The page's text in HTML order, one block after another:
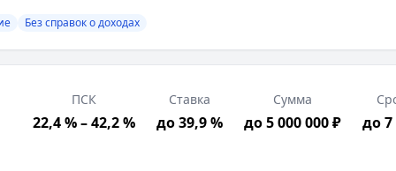
о доходах
Постоянная регистрация в РФ, Возраст от 21 лет
Выписка по счету, Свидетельство о
правилами выдачи и погашения;
Без справок о доходах
ПСК
22,4 % – 42,2 %
Ставка
до 39,9 %
Сумма
до 5 000 000 ₽ до 7